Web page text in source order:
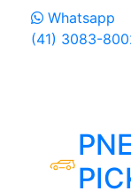
Whatsapp
(41) 3083-